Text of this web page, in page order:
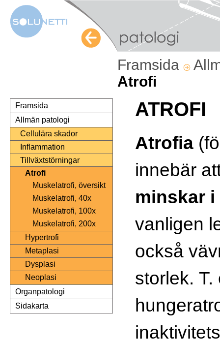
Framsida
Atrofi
Framsida
Allmän patologi
Cellulära skador
Inflammation
Tillväxtstörningar
Atrofi
Muskelatrofi, översikt
Muskelatrofi, 40x
Muskelatrofi, 100x
Muskelatrofi, 200x
Hypertrofi
Metaplasi
Dysplasi
Neoplasi
Organpatologi
Sidakarta
ATROFI
Atrofia
innebär
minskar i
vanligen
också
storlek. T.